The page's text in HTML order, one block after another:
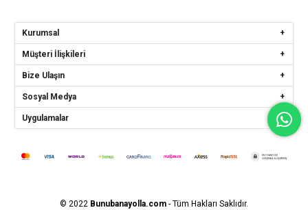
Kurumsal
Müşteri İlişkileri
Bize Ulaşın
Sosyal Medya
Uygulamalar
© 2022 Bunubanayolla.com- Tüm Hakları Saklıdır.